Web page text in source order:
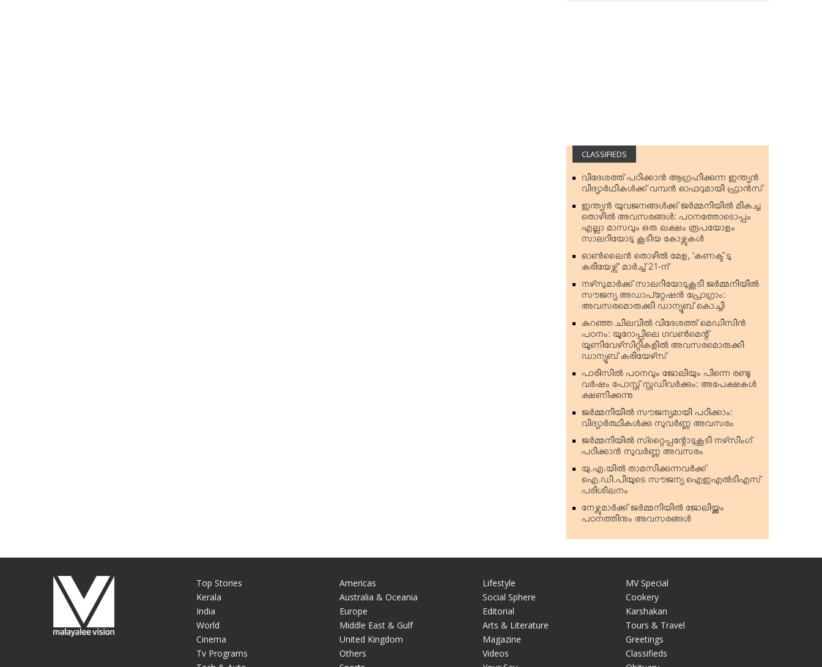
CLASSIFIEDS
വിദേശത്ത് പഠിക്കാന്‍ ആഗ്രഹിക്കുന്ന ഇന്ത്യന്‍
വിദ്യാര്‍ഥികള്‍ക്ക് വമ്പന്‍ ഓഫറുമായി ഫ്രാന്‍സ്
ഇന്ത്യന്‍ യുവജനങ്ങള്‍ക്ക് ജര്‍മ്മനിയില്‍ മികച്ച
തൊഴില്‍ അവസരങ്ങള്‍: പഠനത്തോടൊപ്പം
എല്ലാ മാസവും ഒരു ലക്ഷം രൂപയോളം
സാലറിയോടു കൂടിയ കോഴ്സുകള്‍
ഓണ്‍ലൈന്‍ തൊഴില്‍ മേള, ‘കണക്ട് ടു
കരിയേഴ്സ്’ മാര്‍ച്ച് 21-ന്
നഴ്‌സുമാര്‍ക്ക് സാലറിയോടുകൂടി ജര്‍മ്മനിയില്‍
സൗജന്യ അഡാപ്റ്റേഷന്‍ പ്രോഗ്രാം:
അവസരമൊരുക്കി ഡാന്യൂബ് കൊച്ചി
കുറഞ്ഞ ചിലവില്‍ വിദേശത്ത് മെഡിസിന്‍
പഠനം: യൂറോപ്പിലെ ഗവണ്‍മെന്റ്
യൂണിവേഴ്‌സിറ്റികളില്‍ അവസരമൊരുക്കി
ഡാന്യൂബ് കരിയേഴ്‌സ്
പാരിസില്‍ പഠനവും ജോലിയും പിന്നെ രണ്ടു
വര്‍ഷം പോസ്റ്റ് സ്റ്റഡിവര്‍ക്കും: അപേക്ഷകള്‍
ക്ഷണിക്കുന്നു
ജര്‍മ്മനിയില്‍ സൗജന്യമായി പഠിക്കാം:
വിദ്യാര്‍ത്ഥികള്‍ക്കു സുവര്‍ണ്ണ അവസരം
ജര്‍മ്മനിയില്‍ സ്‌റ്റൈപ്പന്റോടുകൂടി നഴ്‌സിംഗ്
പഠിക്കാന്‍ സുവര്‍ണ്ണ അവസരം
യു.എ.യില്‍ താമസിക്കുന്നവര്‍ക്ക്
ഐ.ഡി.പിയുടെ സൗജന്യ ഐഇഎല്‍ടിഎസ്
പരിശീലനം
നേഴ്സുമാര്‍ക്ക് ജര്‍മ്മനിയില്‍ ജോലിയ്ക്കും
പഠനത്തിനും അവസരങ്ങള്‍
Top Stories
Kerala
India
World
Cinema
Tv Programs
Americas
Australia & Oceania
Europe
Middle East & Gulf
United Kingdom
Others
Lifestyle
Social Sphere
Editorial
Arts & Literature
Magazine
Videos
MV Special
Cookery
Karshakan
Tours & Travel
Greetings
Classifieds